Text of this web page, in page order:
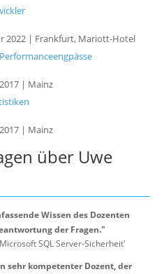
2022 | Frankfurt, Mariott-Hotel
| Mainz
| Mainz
über Uwe
Wissen des Dozenten
der Fragen."
SQL Server-Sicherheit'
sehr kompetenter Dozent, der